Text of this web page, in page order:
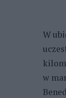
W
w